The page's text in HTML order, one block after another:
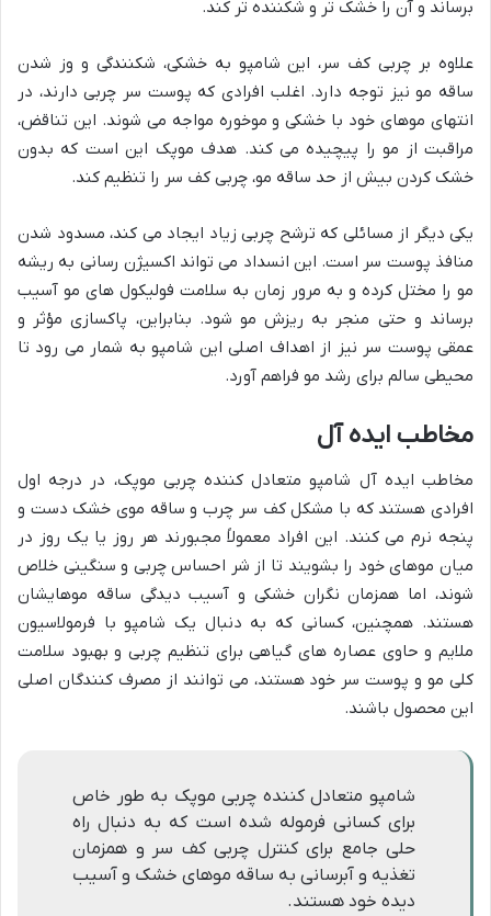
برساند و آن را خشک تر و شکننده تر کند.
علاوه بر چربی کف سر، این شامپو به خشکی، شکنندگی و وز شدن
ساقه مو نیز توجه دارد. اغلب افرادی که پوست سر چربی دارند، در
انتهای موهای خود با خشکی و موخوره مواجه می شوند. این تناقض،
مراقبت از مو را پیچیده می کند. هدف موپک این است که بدون
خشک کردن بیش از حد ساقه مو، چربی کف سر را تنظیم کند.
یکی دیگر از مسائلی که ترشح چربی زیاد ایجاد می کند، مسدود شدن
منافذ پوست سر است. این انسداد می تواند اکسیژن رسانی به ریشه
مو را مختل کرده و به مرور زمان به سلامت فولیکول های مو آسیب
برساند و حتی منجر به ریزش مو شود. بنابراین، پاکسازی مؤثر و
عمقی پوست سر نیز از اهداف اصلی این شامپو به شمار می رود تا
محیطی سالم برای رشد مو فراهم آورد.
مخاطب ایده آل
مخاطب ایده آل شامپو متعادل کننده چربی موپک، در درجه اول
افرادی هستند که با مشکل کف سر چرب و ساقه موی خشک دست و
پنجه نرم می کنند. این افراد معمولاً مجبورند هر روز یا یک روز در
میان موهای خود را بشویند تا از شر احساس چربی و سنگینی خلاص
شوند، اما همزمان نگران خشکی و آسیب دیدگی ساقه موهایشان
هستند. همچنین، کسانی که به دنبال یک شامپو با فرمولاسیون
ملایم و حاوی عصاره های گیاهی برای تنظیم چربی و بهبود سلامت
کلی مو و پوست سر خود هستند، می توانند از مصرف کنندگان اصلی
این محصول باشند.
شامپو متعادل کننده چربی موپک به طور خاص
برای کسانی فرموله شده است که به دنبال راه
حلی جامع برای کنترل چربی کف سر و همزمان
تغذیه و آبرسانی به ساقه موهای خشک و آسیب
دیده خود هستند.